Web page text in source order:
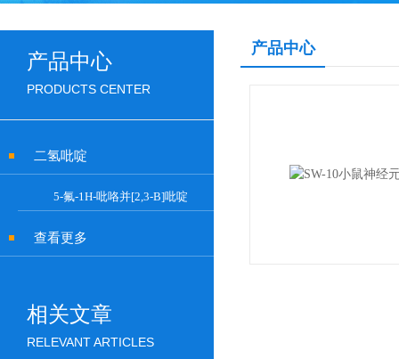
产品中心
PRODUCTS CENTER
二氢吡啶
5-氟-1H-吡咯并[2,3-B]吡啶
查看更多
相关文章
RELEVANT ARTICLES
产品中心